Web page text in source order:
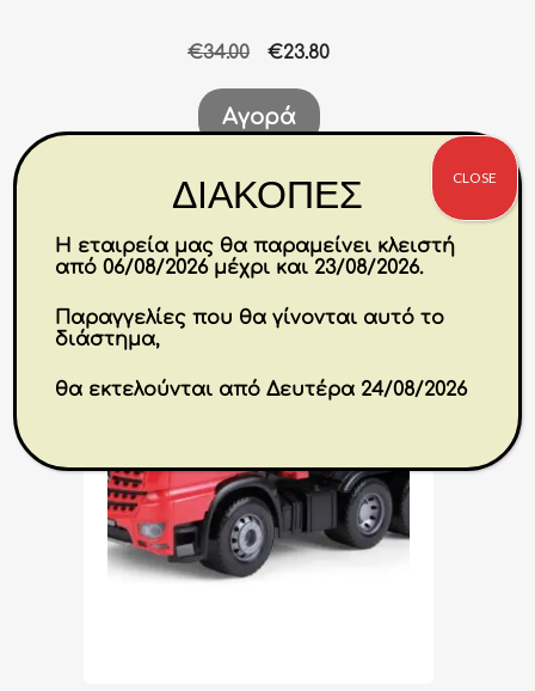
€34.00
Original
was:
€34.00.
€23.80Η
είναι:
Αγορά
-30%
ΔΙΑΚΟΠΕΣ
Η εταιρεία μας θα παραμείνει κλειστή
από 06/08/2026 μέχρι και 23/08/2026.
Παραγγελίες που θα γίνονται αυτό το
διάστημα,
θα εκτελούνται από Δευτέρα 24/08/2026
CLOSE